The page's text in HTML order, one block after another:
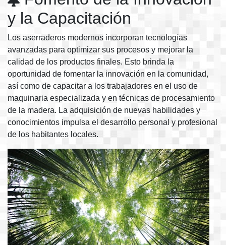
y la Capacitación
Los aserraderos modernos incorporan tecnologías
avanzadas para optimizar sus procesos y mejorar la
calidad de los productos finales. Esto brinda la
oportunidad de fomentar la innovación en la comunidad,
así como de capacitar a los trabajadores en el uso de
maquinaria especializada y en técnicas de procesamiento
de la madera. La adquisición de nuevas habilidades y
conocimientos impulsa el desarrollo personal y profesional
de los habitantes locales.